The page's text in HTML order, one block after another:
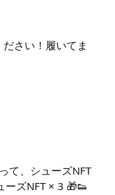
さい！履いてま
て、シューズNFT
ズNFT × 3 🎁👟